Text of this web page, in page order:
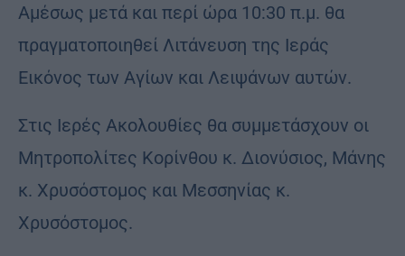
Αμέσως μετά και περί ώρα 10:30 π.μ. θα
πραγματοποιηθεί Λιτάνευση της Ιεράς
Εικόνος των Αγίων και Λειψάνων αυτών.
Στις Ιερές Ακολουθίες θα συμμετάσχουν οι
Μητροπολίτες Κορίνθου κ. Διονύσιος, Μάνης
κ. Χρυσόστομος και Μεσσηνίας κ.
Χρυσόστομος.